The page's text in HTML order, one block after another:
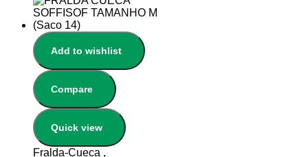
Add to wishlist
Compare
Quick view
Fralda-Cueca ,